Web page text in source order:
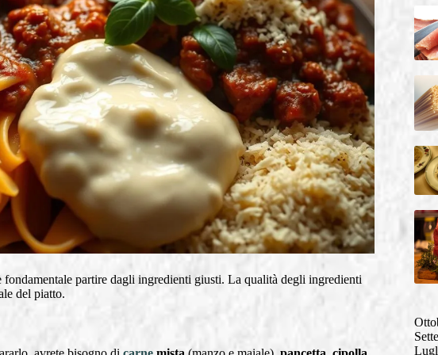
fondamentale partire dagli ingredienti giusti. La qualità degli ingredienti
del piatto.